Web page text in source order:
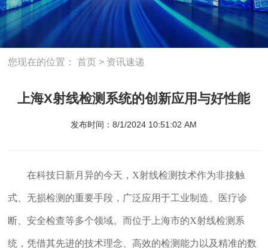
您现在的位置：首页 > 资讯速递
上海X射线检测系统的创新应用与好性能
发布时间：8/1/2024 10:51:02 AM
在科技日新月异的今天，X射线检测技术作为非接触
式、无损检测的重要手段，广泛应用于工业制造、医疗诊
断、安全检查等多个领域。而位于上海市的X射线检测系
统，凭借其先进的技术理念、高效的检测能力以及精准的数